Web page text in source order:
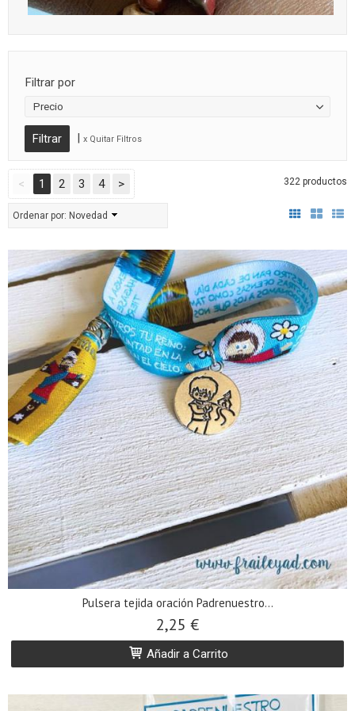
Filtrar por
Precio
| x Quitar Filtros
< 1 2 3 4 > 322 productos
Ordenar por: Novedad
Pulsera tejida oración Padrenuestro...
2,25 €
Añadir a Carrito